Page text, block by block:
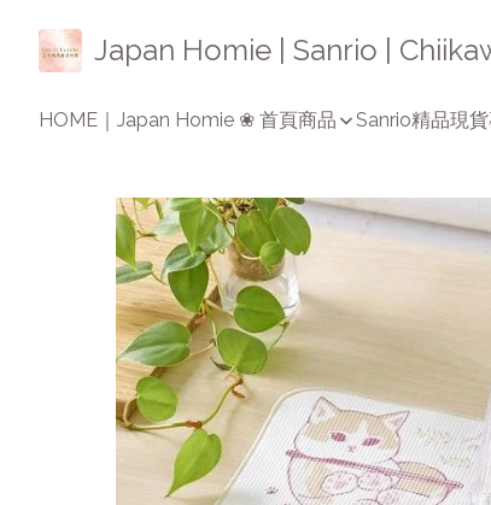
Japan Homie | Sanrio |
HOME｜Japan Homie ❀ 首頁商品 Sanrio精品現